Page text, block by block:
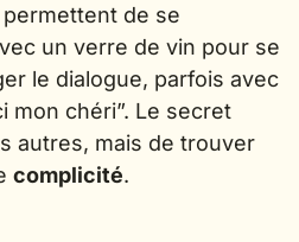
permettent de se
un verre de vin pour se
le dialogue, parfois avec
mon chéri”. Le secret
autres, mais de trouver
complicité.